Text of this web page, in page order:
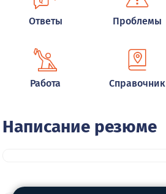
Ответы Проблемы
Работа Справочник
Написание резюме